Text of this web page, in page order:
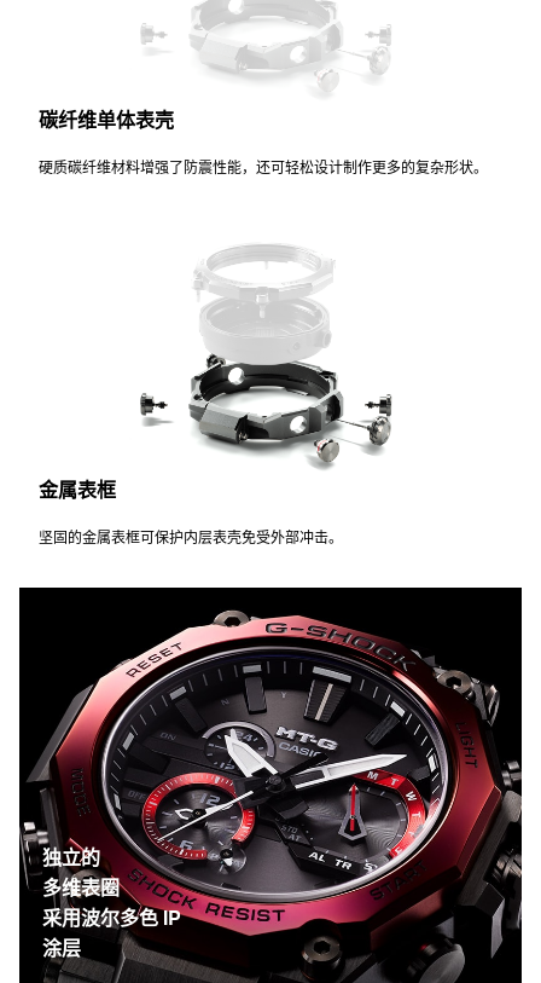
碳纤维单体表壳
硬质碳纤维材料增强了防震性能，还可轻松设计制作更多的复杂形状。
金属表框
坚固的金属表框可保护内层表壳免受外部冲击。
独立的
多维表圈
采用波尔多色 IP
涂层